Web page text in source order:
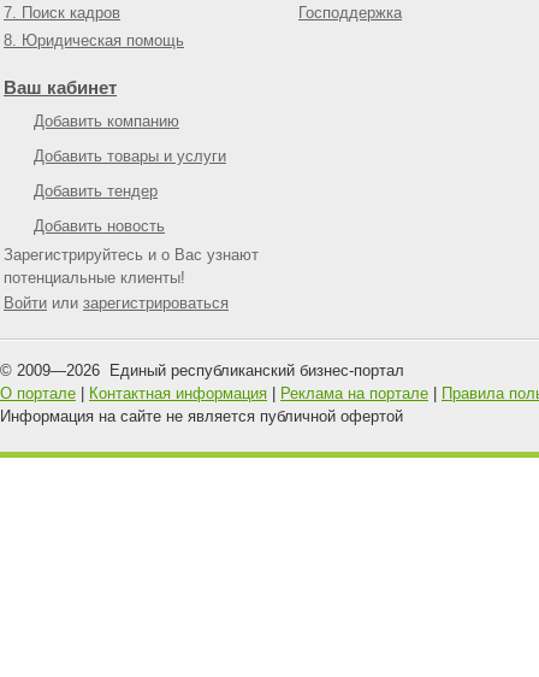
7. Поиск кадров
8. Юридическая помощь
Господдержка
Ваш кабинет
Добавить компанию
Добавить товары и услуги
Добавить тендер
Добавить новость
Зарегистрируйтесь и о Вас узнают
потенциальные клиенты!
Войти или зарегистрироваться
© 2009—2026 Единый республиканский бизнес-портал
О портале
Контактная информация Реклама на портале
Правила
Информация на сайте не является публичной офертой